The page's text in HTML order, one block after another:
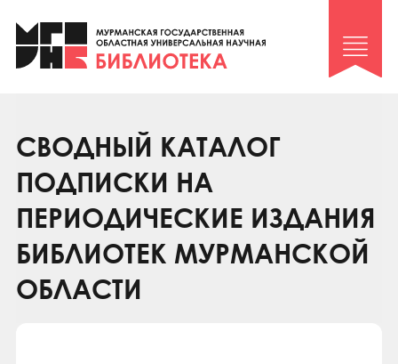
Клуб «Гиря и сельдерей»
Клуб «Семейный архив»
Коллегам
Контакты
СВОДНЫЙ КАТАЛОГ
ПОДПИСКИ НА
ПЕРИОДИЧЕСКИЕ ИЗДАНИЯ
БИБЛИОТЕК МУРМАНСКОЙ
ОБЛАСТИ